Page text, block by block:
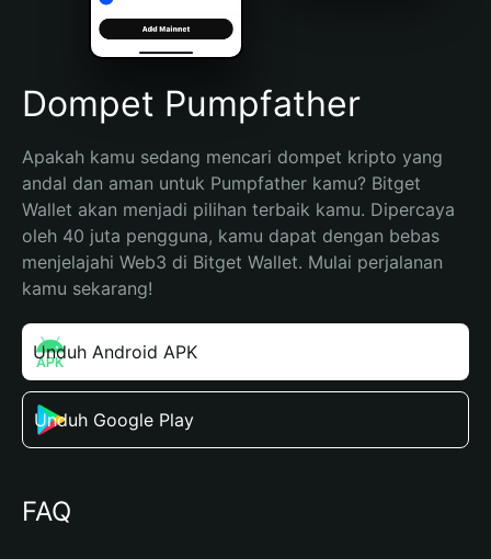
Português (Brasil)
Español (Argentina)
Dompet Pumpfather
Apakah kamu sedang mencari dompet kripto yang
andal dan aman untuk Pumpfather kamu? Bitget
Wallet akan menjadi pilihan terbaik kamu. Dipercaya
oleh 40 juta pengguna, kamu dapat dengan bebas
menjelajahi Web3 di Bitget Wallet. Mulai perjalanan
kamu sekarang!
Unduh Android APK
Unduh Google Play
FAQ